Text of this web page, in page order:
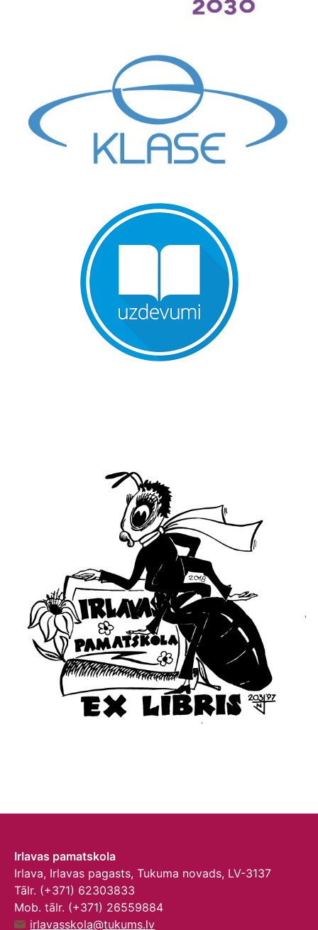
Irlavas pamatskola
Irlava, Irlavas pagasts, Tukuma novads, LV-3137
Tālr. (+371) 62303833
Mob. tālr. (+371) 26559884
irlavasskola@tukums.lv